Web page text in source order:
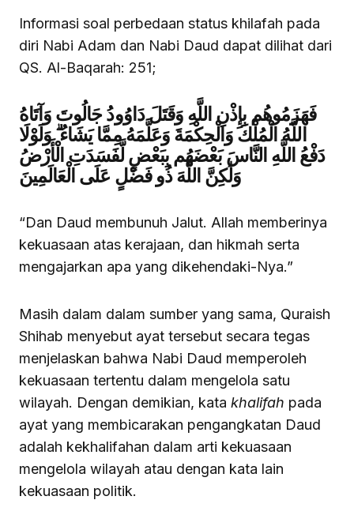
Informasi soal perbedaan status khilafah pada
diri Nabi Adam dan Nabi Daud dapat dilihat dari
QS. Al-Baqarah: 251;
فَهَزَمُوهُم بِإِذْنِ اللَّهِ وَقَتَلَ دَاوُودُ جَالُوتَ وَآتَاهُ
اللَّهُ الْمُلْكَ وَالْحِكْمَةَ وَعَلَّمَهُ مِمَّا يَشَاءُ ۗ وَلَوْلَا
دَفْعُ اللَّهِ النَّاسَ بَعْضَهُم بِبَعْضٍ لَّفَسَدَتِ الْأَرْضُ
وَلَٰكِنَّ اللَّهَ ذُو فَضْلٍ عَلَى الْعَالَمِينَ
“Dan Daud membunuh Jalut. Allah memberinya
kekuasaan atas kerajaan, dan hikmah serta
mengajarkan apa yang dikehendaki-Nya.”
Masih dalam dalam sumber yang sama, Quraish
Shihab menyebut ayat tersebut secara tegas
menjelaskan bahwa Nabi Daud memperoleh
kekuasaan tertentu dalam mengelola satu
wilayah. Dengan demikian, kata khalifah pada
ayat yang membicarakan pengangkatan Daud
adalah kekhalifahan dalam arti kekuasaan
mengelola wilayah atau dengan kata lain
kekuasaan politik.